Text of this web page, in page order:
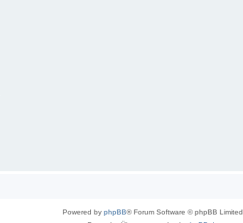
Powered by phpBB® Forum Software © phpBB Limited